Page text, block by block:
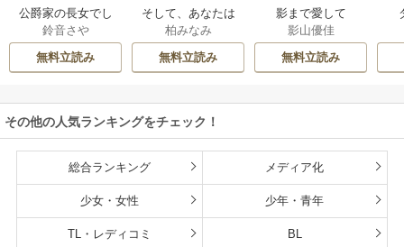
公爵家の長女でし
た
鈴音さや
無料立読み
そして、あなたは
私を捨てる
柏みなみ
無料立読み
影まで愛して
影山優佳
無料立読み
その他の人気ランキングをチェック！
総合ランキング メディア化
少女・女性 少年・青年
TL・レディコミ BL